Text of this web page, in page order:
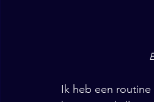
Ik heb een